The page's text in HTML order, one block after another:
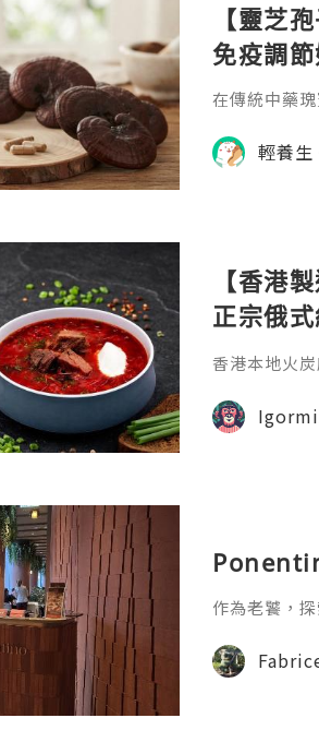
【靈芝
免疫調
在傳統中藥
於追求全面
市人而言，
輕養生
【香港
正宗俄
膠原蛋
香港本地火
原蛋白牛骨
結！
作為老饕，
期待。第一
不及待嚐過